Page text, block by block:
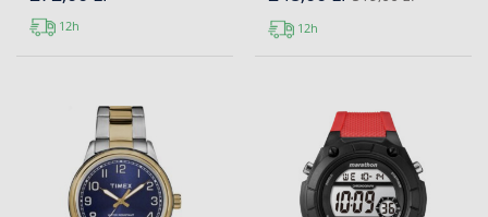
12h 12h